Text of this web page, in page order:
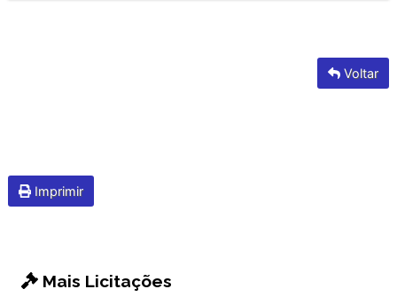
Voltar
Imprimir
Mais Licitações